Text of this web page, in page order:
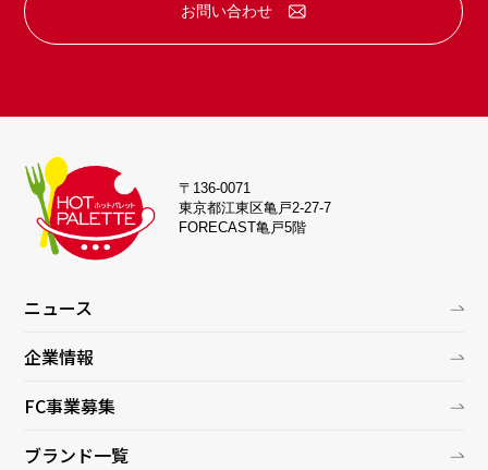
お問い合わせ
〒136-0071
東京都江東区亀戸2-27-7
FORECAST亀戸5階
ニュース
企業情報
FC事業募集
ブランド一覧